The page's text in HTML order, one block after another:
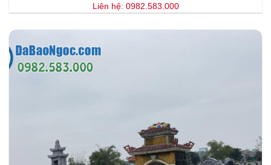
Liên hệ: 0982.583.000